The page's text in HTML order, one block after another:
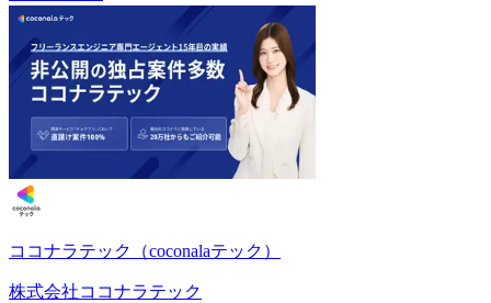
ココナラテック（coconalaテック）
株式会社ココナラテック